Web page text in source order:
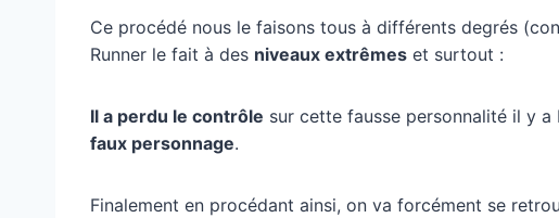
Ce procédé nous le faisons tous à différents degrés
Runner le fait à des niveaux extrêmes et surtout :
Il a perdu le contrôle sur cette fausse personnalité il y
faux personnage.
Finalement en procédant ainsi, on va forcément se